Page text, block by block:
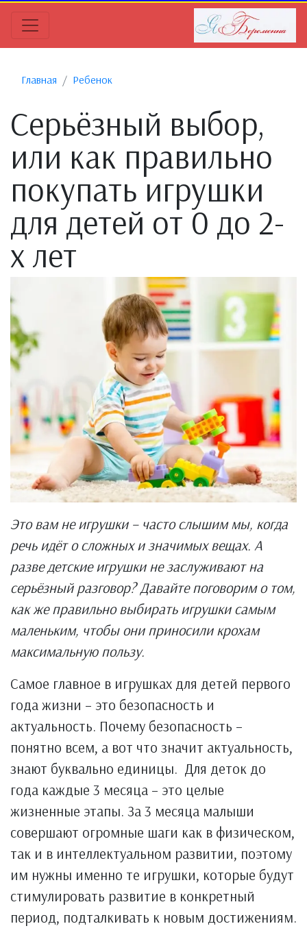
Главная Ребенок
Серьёзный выбор,
или как правильно
покупать игрушки
для детей от 0 до 2-
х лет
Это вам не игрушки – часто слышим мы, когда
речь идёт о сложных и значимых вещах. А
разве детские игрушки не заслуживают на
серьёзный разговор? Давайте поговорим о том,
как же правильно выбирать игрушки самым
маленьким, чтобы они приносили крохам
максимальную пользу.
Самое главное в игрушках для детей первого
года жизни – это безопасность и
актуальность. Почему безопасность –
понятно всем, а вот что значит актуальность,
знают буквально единицы. Для деток до
года каждые 3 месяца – это целые
жизненные этапы. За 3 месяца малыши
совершают огромные шаги как в физическом,
так и в интеллектуальном развитии, поэтому
им нужны именно те игрушки, которые будут
стимулировать развитие в конкретный
период, подталкивать к новым достижениям.